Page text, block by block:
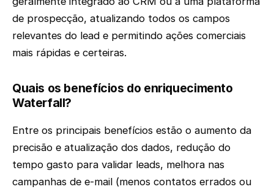
de prospecção, atualizando todos os campos
relevantes do lead e permitindo ações comerciais
mais rápidas e certeiras.
Quais os benefícios do enriquecimento
Waterfall?
Entre os principais benefícios estão o aumento da
precisão e atualização dos dados, redução do
tempo gasto para validar leads, melhora nas
campanhas de e-mail (menos contatos errados ou